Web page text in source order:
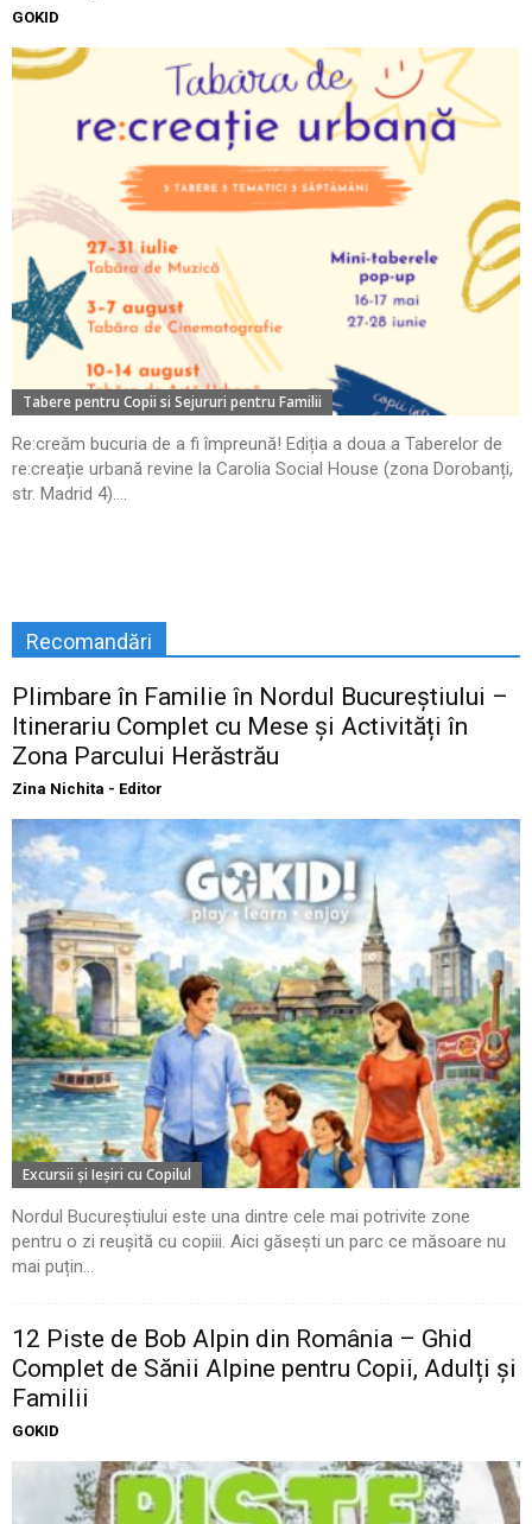
GOKID
Tabere pentru Copii si Sejururi pentru Familii
Re:creăm bucuria de a fi împreună! Ediția a doua a Taberelor de
re:creație urbană revine la Carolia Social House (zona Dorobanți,
str. Madrid 4)....
Recomandări
Plimbare în Familie în Nordul Bucureștiului –
Itinerariu Complet cu Mese și Activități în
Zona Parcului Herăstrău
Zina Nichita - Editor
Excursii şi Ieşiri cu Copilul
Nordul Bucureștiului este una dintre cele mai potrivite zone
pentru o zi reușită cu copiii. Aici găsești un parc ce măsoare nu
mai puțin...
12 Piste de Bob Alpin din România – Ghid
Complet de Sănii Alpine pentru Copii, Adulți și
Familii
GOKID